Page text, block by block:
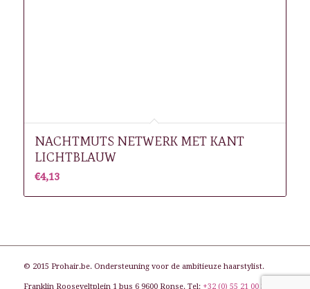
NACHTMUTS NETWERK MET KANT
LICHTBLAUW
€4,13
© 2015 Prohair.be. Ondersteuning voor de ambitieuze haarstylist.
Franklin Rooseveltplein 1 bus 6 9600 Ronse. Tel: +32 (0) 55 21 00 31